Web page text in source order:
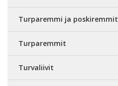
Turparemmi ja poskiremmit
Turparemmit
Turvaliivit